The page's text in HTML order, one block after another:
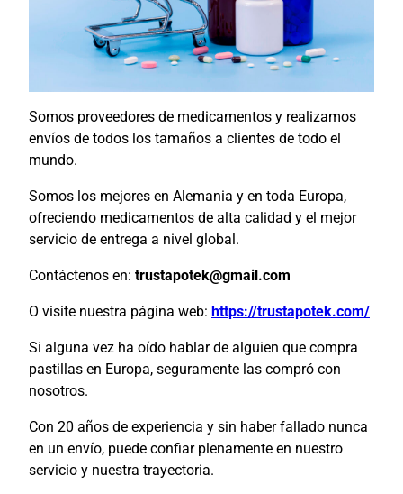
Somos proveedores de medicamentos y realizamos
envíos de todos los tamaños a clientes de todo el
mundo.
Somos los mejores en Alemania y en toda Europa,
ofreciendo medicamentos de alta calidad y el mejor
servicio de entrega a nivel global.
Contáctenos en: trustapotek@gmail.com
O visite nuestra página web: https://trustapotek.com/
Si alguna vez ha oído hablar de alguien que compra
pastillas en Europa, seguramente las compró con
nosotros.
Con 20 años de experiencia y sin haber fallado nunca
en un envío, puede confiar plenamente en nuestro
servicio y nuestra trayectoria.